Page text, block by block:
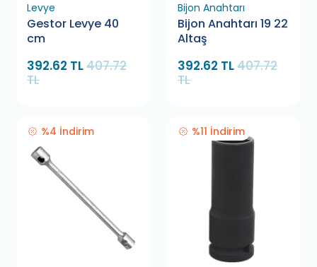
Levye
Gestor Levye 40
cm
392.62 TL407.72
TL
Bijon Anahtarı
Bijon Anahtarı 19 22
Altaş
392.62 TL407.72
TL
%4 İndirim %11 İndirim